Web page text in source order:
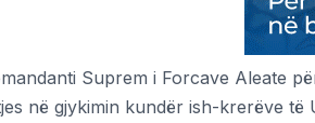
Suprem i Forcave Aleate
në gjykimin kundër ish-krerëve të